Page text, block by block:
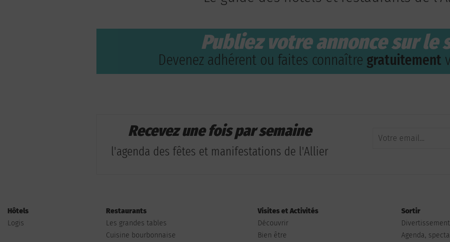
Publiez votre annonce sur le
Devenez adhérent ou faites connaître gratuitement
Recevez une fois par semaine
l'agenda des fêtes et manifestations de l'Allier
Hôtels
Logis
Restaurants
Les grandes tables
Cuisine bourbonnaise
Visites et Activités
Découvrir
Bien être
Sortir
Agenda,